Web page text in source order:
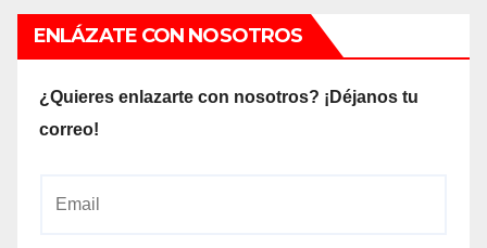
ENLÁZATE CON NOSOTROS
¿Quieres enlazarte con nosotros? ¡Déjanos tu
correo!